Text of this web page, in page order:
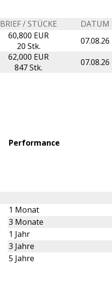
BRIEF / STÜCKE DATUM
60,800 EUR
20 Stk.
07.08.26
62,000 EUR
847 Stk.
07.08.26
Performance
1 Monat
3 Monate
1 Jahr
3 Jahre
5 Jahre